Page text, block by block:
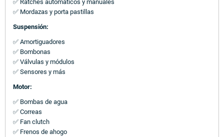
✅ Ratches automáticos y manuales
✅ Mordazas y porta pastillas
Suspensión:
✅ Amortiguadores
✅ Bombonas
✅ Válvulas y módulos
✅ Sensores y más
Motor:
✅ Bombas de agua
✅ Correas
✅ Fan clutch
✅ Frenos de ahogo